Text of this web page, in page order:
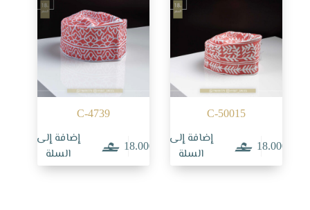
C-50015
18.000
إضافة إلى
السلة
C-4739
18.000
إضافة إلى
السلة